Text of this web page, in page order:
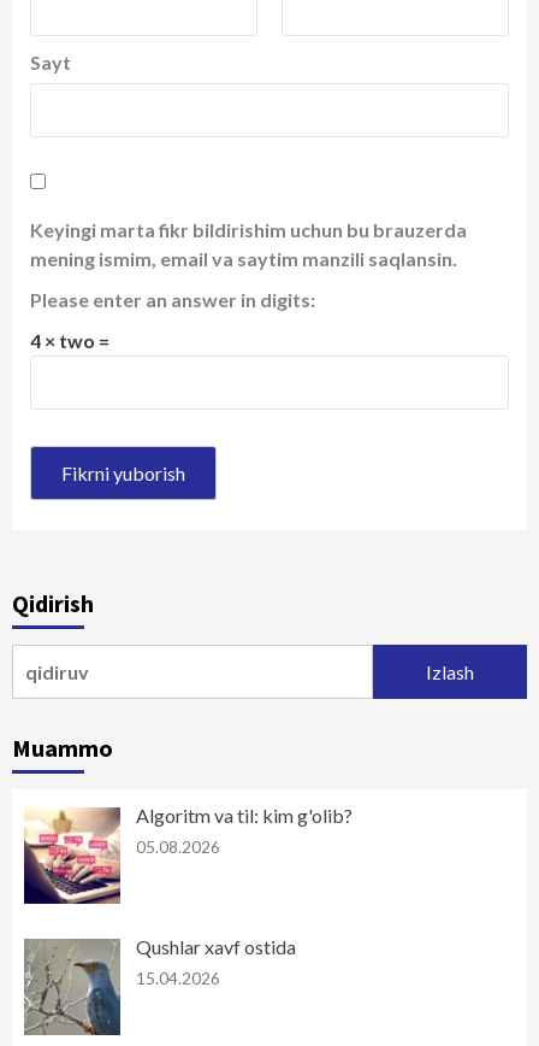
Sayt
Keyingi marta fikr bildirishim uchun bu brauzerda
mening ismim, email va saytim manzili saqlansin.
Please enter an answer in digits:
4 × two =
Qidirish
Muammo
Algoritm va til: kim g'olib?
05.08.2026
Qushlar xavf ostida
15.04.2026